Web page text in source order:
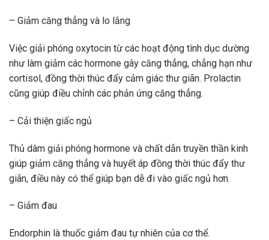
– Giảm căng thẳng và lo lắng
Việc giải phóng oxytocin từ các hoạt động tình dục dường
như làm giảm các hormone gây căng thẳng, chẳng hạn như
cortisol, đồng thời thúc đẩy cảm giác thư giãn. Prolactin
cũng giúp điều chỉnh các phản ứng căng thẳng.
– Cải thiện giấc ngủ
Thủ dâm giải phóng hormone và chất dẫn truyền thần kinh
giúp giảm căng thẳng và huyết áp đồng thời thúc đẩy thư
giãn, điều này có thể giúp bạn dễ đi vào giấc ngủ hơn.
– Giảm đau
Endorphin là thuốc giảm đau tự nhiên của cơ thể.